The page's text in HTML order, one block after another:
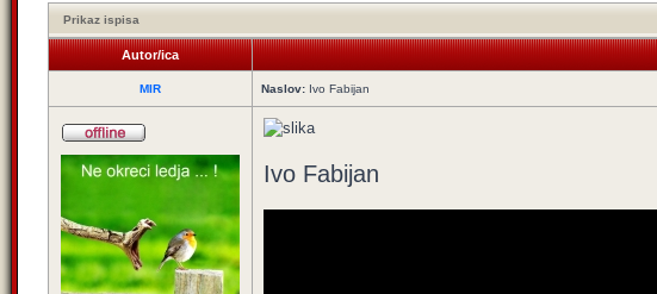
Prikaz ispisa
Autor/ica
MIR Naslov: Ivo Fabijan
Ivo Fabijan